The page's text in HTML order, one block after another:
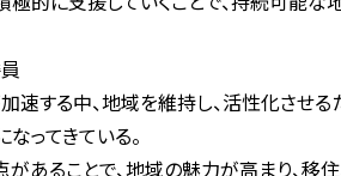
中、地域を維持し、活性化させるた
てきている。
ことで、地域の魅力が高まり、移住